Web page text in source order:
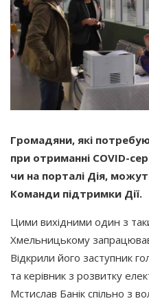
Громадяни, які
при отриманні СOVID-
чи на порталі Дія,
Команди підтримки Дії.
Цими вихідними один з
Хмельницькому запрацював
Відкрили його заступник
та керівник з розвитку
Мстислав Банік спільно з